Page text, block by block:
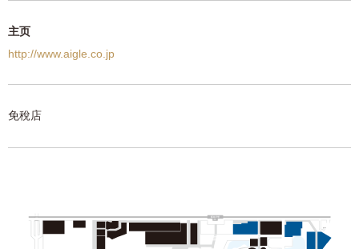
主页
http://www.aigle.co.jp
免稅店